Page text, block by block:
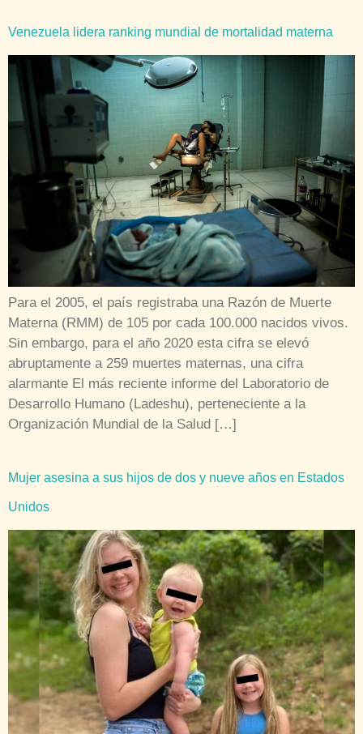
Venezuela lidera ranking mundial de mortalidad materna
Para el 2005, el país registraba una Razón de Muerte
Materna (RMM) de 105 por cada 100.000 nacidos vivos.
Sin embargo, para el año 2020 esta cifra se elevó
abruptamente a 259 muertes maternas, una cifra
alarmante El más reciente informe del Laboratorio de
Desarrollo Humano (Ladeshu), perteneciente a la
Organización Mundial de la Salud […]
Mujer asesina a sus hijos de dos y nueve años en Estados
Unidos